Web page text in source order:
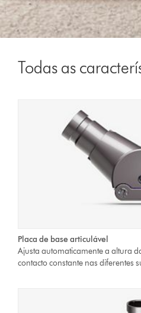
Todas as
Placa de base articulável
Ajusta automaticamente a altura
contacto constante nas diferentes